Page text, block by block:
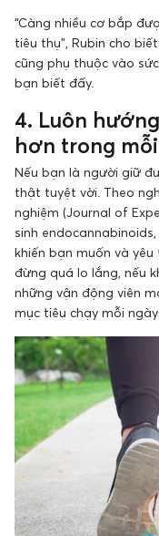
“Càng nhiều cơ bắp
tiêu thụ”, Rubin cho
cũng phụ thuộc vào
bạn biết đấy.
4. Luôn
hơn trong
Nếu bạn là người giữ
thật tuyệt vời. Theo
nghiệm (Journal of
sinh
khiến bạn muốn và yêu
đừng quá lo lắng, nếu
những vận động viên
mục tiêu chạy mỗi ngày